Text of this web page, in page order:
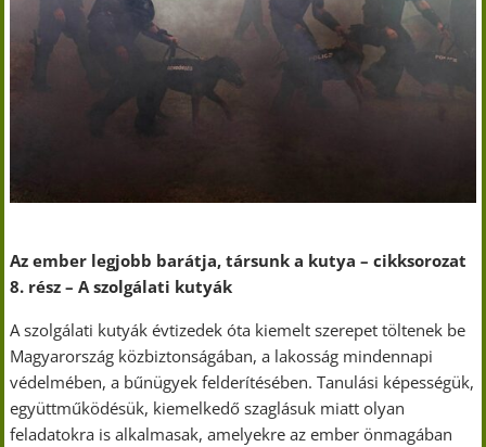
Az ember legjobb barátja, társunk a kutya – cikksorozat
8. rész – A szolgálati kutyák
A szolgálati kutyák évtizedek óta kiemelt szerepet töltenek be
Magyarország közbiztonságában, a lakosság mindennapi
védelmében, a bűnügyek felderítésében. Tanulási képességük,
együttműködésük, kiemelkedő szaglásuk miatt olyan
feladatokra is alkalmasak, amelyekre az ember önmagában